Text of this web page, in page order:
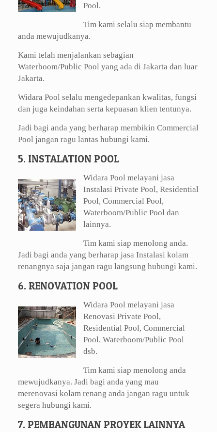
Pool.
Tim kami selalu siap membantu
anda mewujudkanya.
Kami telah menjalankan sebagian
Waterboom/Public Pool yang ada di Jakarta dan luar
Jakarta.
Widara Pool selalu mengedepankan kwalitas, fungsi
dan juga keindahan serta kepuasan klien tentunya.
Jadi bagi anda yang berharap membikin Commercial
Pool jangan ragu lantas hubungi kami.
5. INSTALATION POOL
Widara Pool melayani jasa
Instalasi Private Pool, Residential
Pool, Commercial Pool,
Waterboom/Public Pool dan
lainnya.
Tim kami siap menolong anda.
Jadi bagi anda yang berharap jasa Instalasi kolam
renangnya saja jangan ragu langsung hubungi kami.
6. RENOVATION POOL
Widara Pool melayani jasa
Renovasi Private Pool,
Residential Pool, Commercial
Pool, Waterboom/Public Pool
dsb.
Tim kami siap menolong anda
mewujudkanya. Jadi bagi anda yang mau
merenovasi kolam renang anda jangan ragu untuk
segera hubungi kami.
7. PEMBANGUNAN PROYEK LAINNYA